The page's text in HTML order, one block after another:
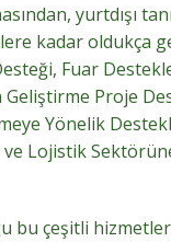
yurtdışı
kadar oldukça
Fuar
Proje
Yönelik
Lojistik
bu çeşitli